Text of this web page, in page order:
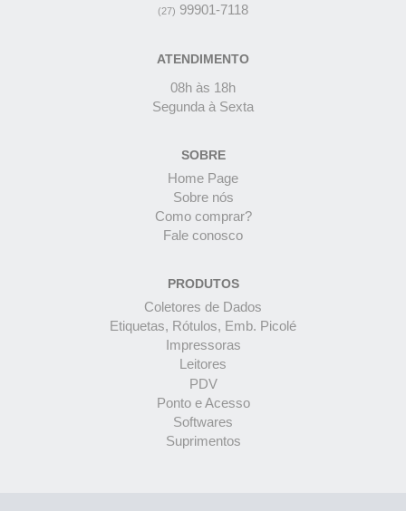
(27) 99901-7118
ATENDIMENTO
08h às 18h
Segunda à Sexta
SOBRE
Home Page
Sobre nós
Como comprar?
Fale conosco
PRODUTOS
Coletores de Dados
Etiquetas, Rótulos, Emb. Picolé
Impressoras
Leitores
PDV
Ponto e Acesso
Softwares
Suprimentos